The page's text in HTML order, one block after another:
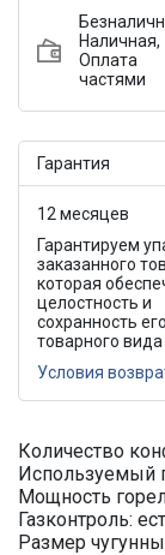
Наличная,
Оплата
частями
Гарантия
12 месяцев
Гарантируем
заказанного
которая
целостность и
сохранность его
товарного вида
Условия
Количество
Используемый
Мощность
Газконтроль:
Размер